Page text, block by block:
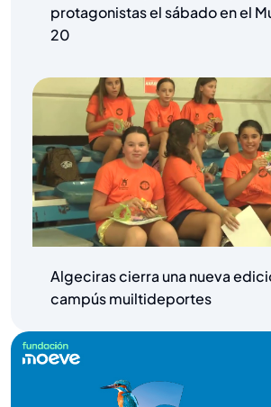
protagonistas el sábado en el
20
Algeciras cierra una nueva
campús muiltideportes